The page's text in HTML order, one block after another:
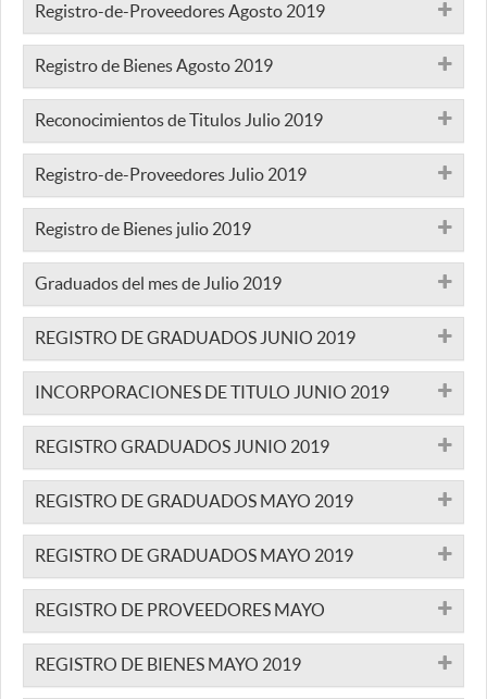
Registro-de-Proveedores Agosto 2019
Registro de Bienes Agosto 2019
Reconocimientos de Titulos Julio 2019
Registro-de-Proveedores Julio 2019
Registro de Bienes julio 2019
Graduados del mes de Julio 2019
REGISTRO DE GRADUADOS JUNIO 2019
INCORPORACIONES DE TITULO JUNIO 2019
REGISTRO GRADUADOS JUNIO 2019
REGISTRO DE GRADUADOS MAYO 2019
REGISTRO DE GRADUADOS MAYO 2019
REGISTRO DE PROVEEDORES MAYO
REGISTRO DE BIENES MAYO 2019